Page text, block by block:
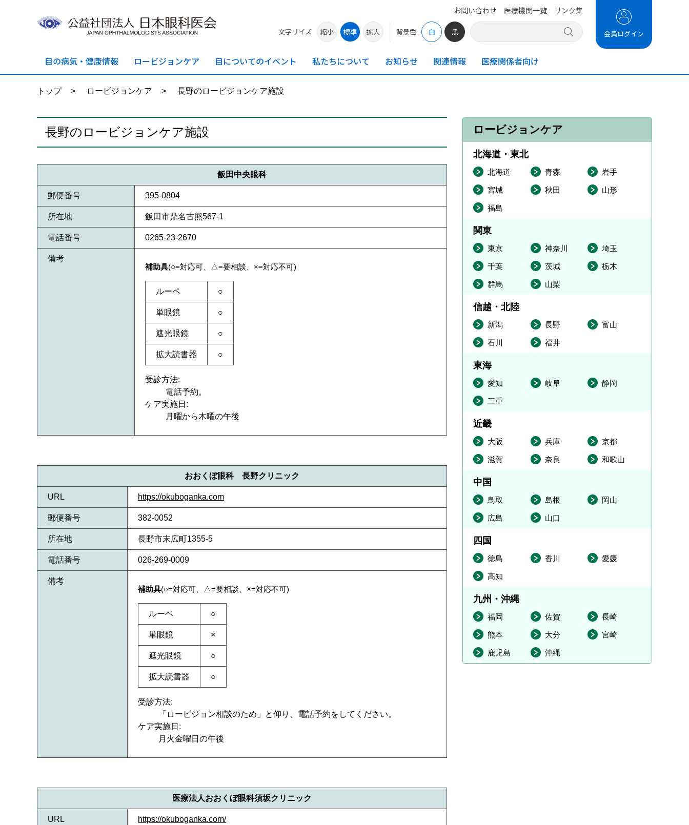
お問い合わせ 医療機関一覧 リンク集
文字サイズ 縮小 標準 拡大 背景色 白 黒 会員ログイン
目の病気・ 健康情報 ロービジョンケア 目についてのイベント 私たちについて お知らせ 関連情報 医療関係者向け
トップ > ロービジョンケア > 長野のロービジョンケア施設
長野のロービジョンケア施設
飯田中央眼科
郵便番号 395-0804
所在地 飯田市鼎名古熊567-1
電話番号 0265-23-2670
備考
補助具(○=対応可、△=要相談、×=対応不可)
ルーペ ○
単眼鏡 ○
遮光眼鏡 ○
拡大読書器 ○
受診方法:
電話予約。
ケア実施日:
月曜から木曜の午後
おおくぼ眼科 長野クリニック
URL https://okuboganka.com
郵便番号 382-0052
所在地 長野市末広町1355-5
電話番号 026-269-0009
備考
補助具(○=対応可、△=要相談、×=対応不可)
ルーペ ○
単眼鏡 ×
遮光眼鏡 ○
拡大読書器 ○
受診方法:
「ロービジョン相談のため」と仰り、電話予約をしてください。
ケア実施日:
月火金曜日の午後
医療法人おおくぼ眼科須坂クリニック
URL https://okuboganka.com/
ロービジョンケア
北海道・東北
北海道 青森 岩手
宮城 秋田 山形
福島
関東
東京 神奈川 埼玉
千葉 茨城 栃木
群馬 山梨
信越・北陸
新潟 長野 富山
石川 福井
東海
愛知 岐阜 静岡
三重
近畿
大阪 兵庫 京都
滋賀 奈良 和歌山
中国
鳥取 島根 岡山
広島 山口
四国
徳島 香川 愛媛
高知
九州・沖縄
福岡 佐賀 長崎
熊本 大分 宮崎
鹿児島 沖縄